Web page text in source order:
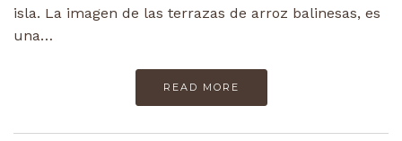
isla. La imagen de las terrazas de arroz balinesas, es
una…
READ MORE